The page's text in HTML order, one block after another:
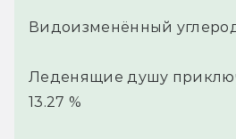
Видоизменённый
Леденящие душу
13.27 %